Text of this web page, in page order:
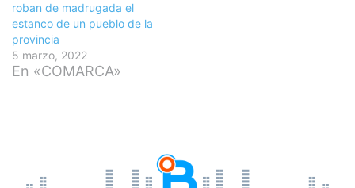
roban de madrugada el
estanco de un pueblo de la
provincia
5 marzo, 2022
En «COMARCA»